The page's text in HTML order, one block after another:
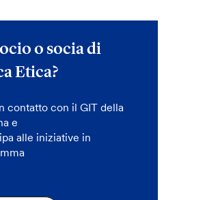
o socia di
Etica?
contatto con il GIT della
e
alle iniziative in